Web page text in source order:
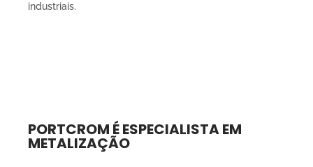
industriais.
PORTCROM É ESPECIALISTA EM
METALIZAÇÃO